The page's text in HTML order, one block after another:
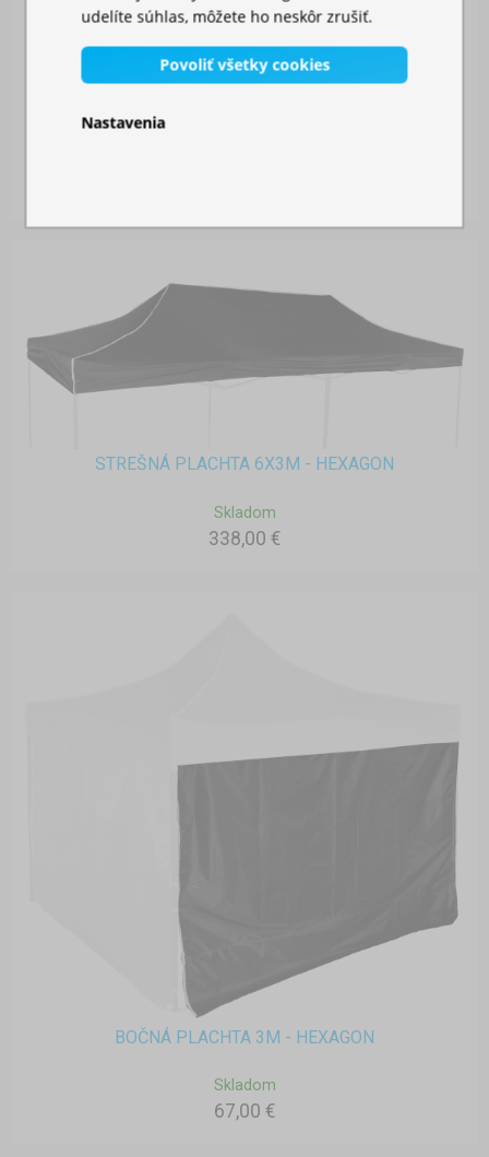
BOČNÁ PLACHTA 3M S DVERAMI - HEXAGON
STREŠNÁ PLACHTA 6X3M - HEXAGON
Skladom
338,00 €
BOČNÁ PLACHTA 3M - HEXAGON
Skladom
67,00 €
udelíte súhlas, môžete ho neskôr zrušiť.
Povoliť všetky cookies
Nastavenia